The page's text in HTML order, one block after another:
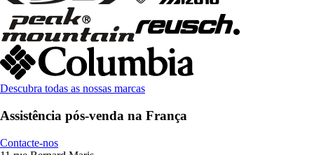
Descubra todas as nossas marcas
Assistência pós-venda na França
Contacte-nos